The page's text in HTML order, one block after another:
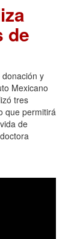
de
y
Mexicano
tres
que permitirá
de